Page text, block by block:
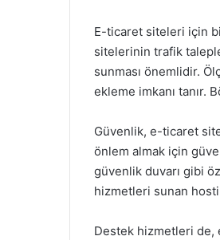
E-ticaret siteleri için
sitelerinin trafik
sunması önemlidir.
ekleme imkanı tanır.
Güvenlik, e-ticaret
önlem almak için
güvenlik duvarı gibi
hizmetleri sunan
Destek hizmetleri